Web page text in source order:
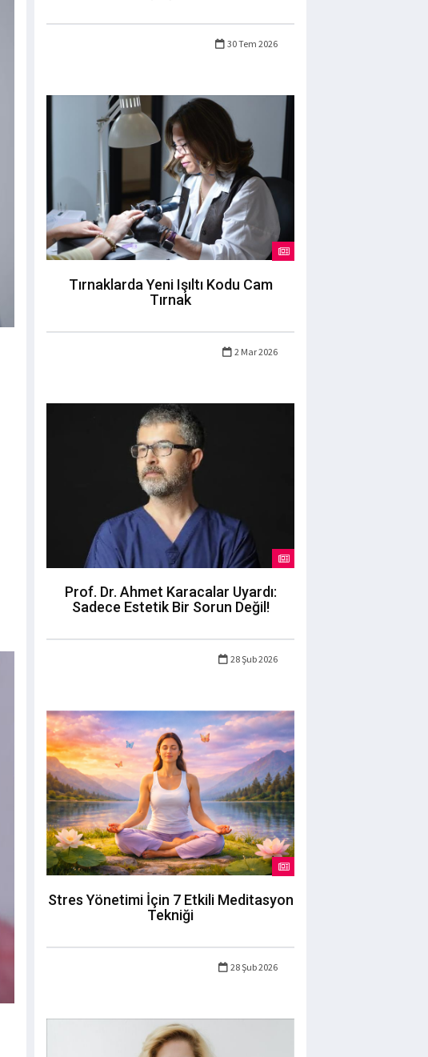
30 Tem 2026
Tırnaklarda Yeni Işıltı Kodu Cam
Tırnak
2 Mar 2026
Prof. Dr. Ahmet Karacalar Uyardı:
Sadece Estetik Bir Sorun Değil!
28 Şub 2026
Stres Yönetimi İçin 7 Etkili Meditasyon
Tekniği
28 Şub 2026